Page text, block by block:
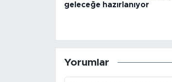
geleceğe hazırlanıyor
Yorumlar